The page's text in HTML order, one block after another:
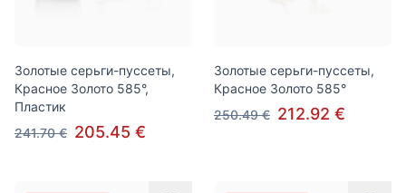
Золотые серьги-пуссеты,
Красное Золото 585°,
Пластик
241.70 € 205.45 €
Золотые серьги-пуссеты,
Красное Золото 585°
250.49 € 212.92 €